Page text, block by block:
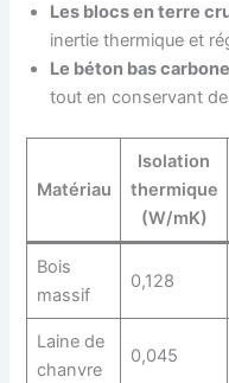
Les blocs en terre
inertie thermique et
Le béton bas carbone
tout en conservant
Matériau
Isolation
thermique
(W/mK)
Bois
massif
0,128
Laine de
chanvre
0,045